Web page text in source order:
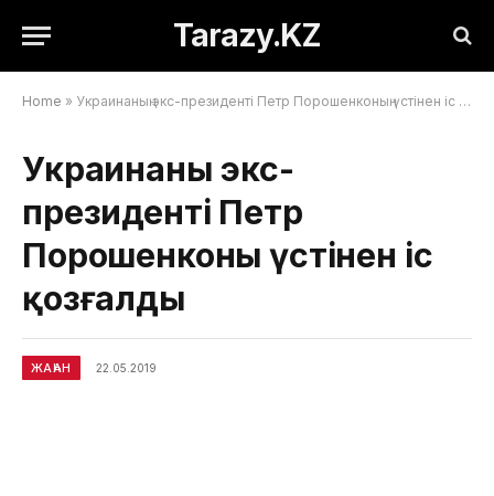
Tarazy.KZ
Home » Украинаның экс-президенті Петр Порошенконың үстінен іс қозғалды
Украинаның экс-
президенті Петр
Порошенконың үстінен іс
қозғалды
ЖАҺАН 22.05.2019